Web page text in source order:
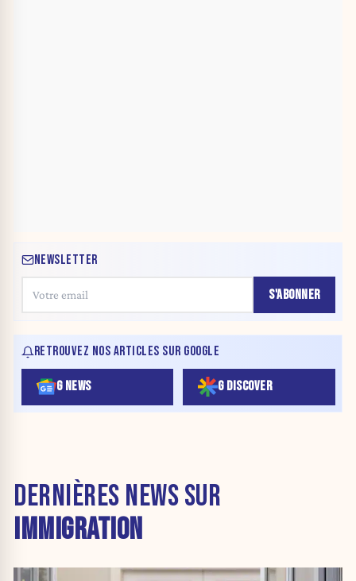
NEWSLETTER
S'ABONNER
RETROUVEZ NOS ARTICLES SUR GOOGLE
G NEWS G DISCOVER
DERNIÈRES NEWS SUR
IMMIGRATION